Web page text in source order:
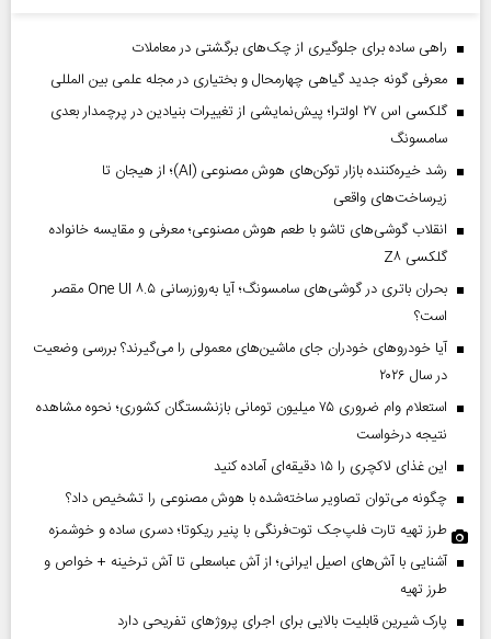
راهی ساده برای جلوگیری از چک‌های برگشتی در معاملات
معرفی گونه جدید گیاهی چهارمحال و بختیاری در مجله علمی بین المللی
گلکسی اس ۲۷ اولترا؛ پیش‌نمایشی از تغییرات بنیادین در پرچمدار بعدی
سامسونگ
رشد خیره‌کننده بازار توکن‌های هوش مصنوعی (AI)؛ از هیجان تا
زیرساخت‌های واقعی
انقلاب گوشی‌های تاشو‌ با طعم هوش مصنوعی؛ معرفی و مقایسه خانواده
گلکسی Z۸
بحران باتری در گوشی‌های سامسونگ؛ آیا به‌روزرسانی One UI ۸.۵ مقصر
است؟
آیا خودروهای خودران جای ماشین‌های معمولی را می‌گیرند؟ بررسی وضعیت
در سال ۲۰۲۶
استعلام وام ضروری ۷۵ میلیون تومانی بازنشستگان کشوری؛ نحوه مشاهده
نتیجه درخواست
این غذای لاکچری را ۱۵ دقیقه‌ای آماده کنید
چگونه می‌توان تصاویر ساخته‌شده با هوش مصنوعی را تشخیص داد؟
طرز تهیه تارت فلپ‌جک توت‌فرنگی با پنیر ریکوتا؛ دسری ساده و خوشمزه
آشنایی با آش‌های اصیل ایرانی؛ از آش عباسعلی تا آش ترخینه + خواص و
طرز تهیه
پارک شیرین قابلیت‌ بالایی برای اجرای پروژهای تفریحی دارد